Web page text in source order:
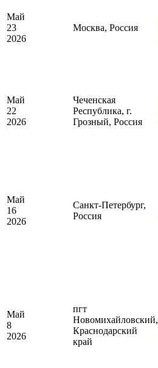
Май
23
2026
Москва, Россия
Май
22
2026
Чеченская
Республика, г.
Грозный, Россия
Май
16
2026
Санкт-Петербург,
Россия
Май
8
2026
пгт
Новомихайловский,
Краснодарский
край